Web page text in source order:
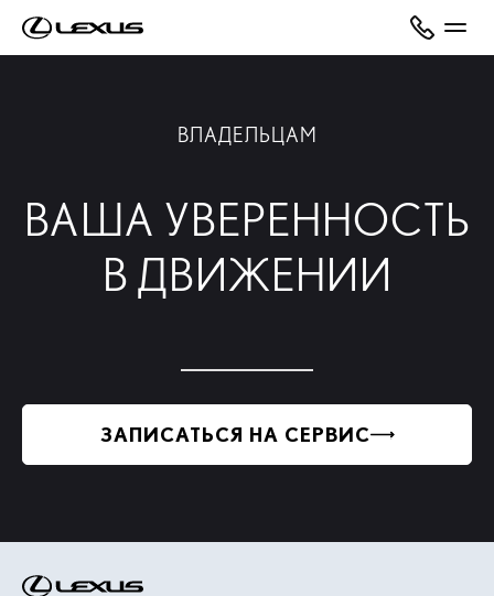
ВЛАДЕЛЬЦАМ
ВАША УВЕРЕННОСТЬ
В ДВИЖЕНИИ
ЗАПИСАТЬСЯ НА СЕРВИС